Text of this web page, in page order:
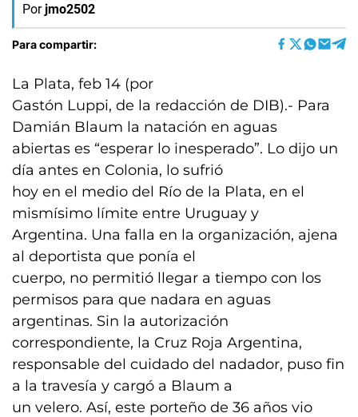
Por jmo2502
Para compartir:
La Plata, feb 14 (por
Gastón Luppi, de la redacción de DIB).- Para
Damián Blaum la natación en aguas
abiertas es “esperar lo inesperado”. Lo dijo un
día antes en Colonia, lo sufrió
hoy en el medio del Río de la Plata, en el
mismísimo límite entre Uruguay y
Argentina. Una falla en la organización, ajena
al deportista que ponía el
cuerpo, no permitió llegar a tiempo con los
permisos para que nadara en aguas
argentinas. Sin la autorización
correspondiente, la Cruz Roja Argentina,
responsable del cuidado del nadador, puso fin
a la travesía y cargó a Blaum a
un velero. Así, este porteño de 36 años vio